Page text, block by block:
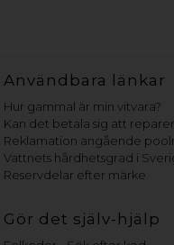
Användbara länkar
Hur gammal är min vitvara?
Kan det betala sig att
Reklamation angående
Vattnets hårdhetsgrad i
Reservdelar efter märke
Gör det själv-hjälp